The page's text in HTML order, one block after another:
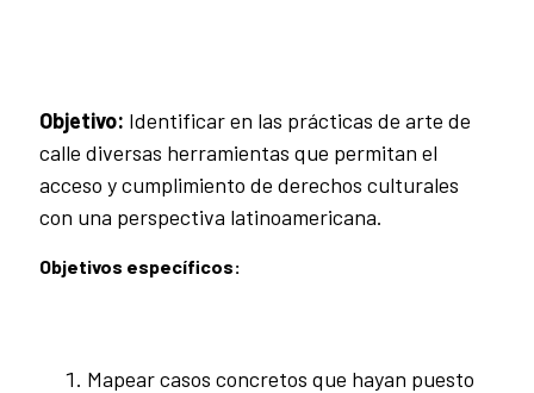
Objetivo: Identificar en las prácticas de arte de
calle diversas herramientas que permitan el
acceso y cumplimiento de derechos culturales
con una perspectiva latinoamericana.
Objetivos específicos:
Mapear casos concretos que hayan puesto